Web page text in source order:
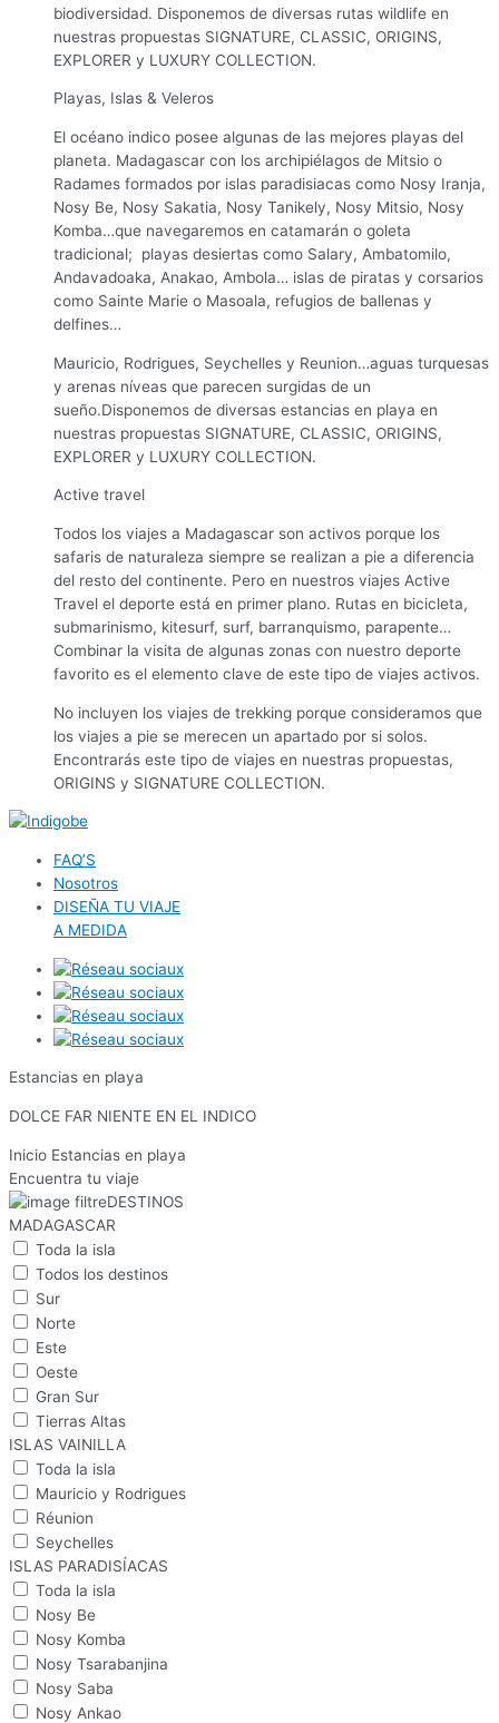
biodiversidad. Disponemos de diversas rutas wildlife en
nuestras propuestas SIGNATURE, CLASSIC, ORIGINS,
EXPLORER y LUXURY COLLECTION.
Playas, Islas & Veleros
El océano indico posee algunas de las mejores playas del
planeta. Madagascar con los archipiélagos de Mitsio o
Radames formados por islas paradisiacas como Nosy Iranja,
Nosy Be, Nosy Sakatia, Nosy Tanikely, Nosy Mitsio, Nosy
Komba…que navegaremos en catamarán o goleta
tradicional; playas desiertas como Salary, Ambatomilo,
Andavadoaka, Anakao, Ambola… islas de piratas y corsarios
como Sainte Marie o Masoala, refugios de ballenas y
delfines…
Mauricio, Rodrigues, Seychelles y Reunion…aguas turquesas
y arenas níveas que parecen surgidas de un
sueño.Disponemos de diversas estancias en playa en
nuestras propuestas SIGNATURE, CLASSIC, ORIGINS,
EXPLORER y LUXURY COLLECTION.
Active travel
Todos los viajes a Madagascar son activos porque los
safaris de naturaleza siempre se realizan a pie a diferencia
del resto del continente. Pero en nuestros viajes Active
Travel el deporte está en primer plano. Rutas en bicicleta,
submarinismo, kitesurf, surf, barranquismo, parapente…
Combinar la visita de algunas zonas con nuestro deporte
favorito es el elemento clave de este tipo de viajes activos.
No incluyen los viajes de trekking porque consideramos que
los viajes a pie se merecen un apartado por si solos.
Encontrarás este tipo de viajes en nuestras propuestas,
ORIGINS y SIGNATURE COLLECTION.
FAQ’S
Nosotros
DISEÑA TU VIAJE
A MEDIDA
Estancias en playa
DOLCE FAR NIENTE EN EL INDICO
Inicio Estancias en playa
Encuentra tu viaje
DESTINOS
MADAGASCAR
Toda la isla
Todos los destinos
Sur
Norte
Este
Oeste
Gran Sur
Tierras Altas
ISLAS VAINILLA
Toda la isla
Mauricio y Rodrigues
Réunion
Seychelles
ISLAS PARADISÍACAS
Toda la isla
Nosy Be
Nosy Komba
Nosy Tsarabanjina
Nosy Saba
Nosy Ankao